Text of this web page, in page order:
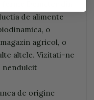
de alimente
o
agricol, o
altele. Vizitati-ne
nendulcit
de origine